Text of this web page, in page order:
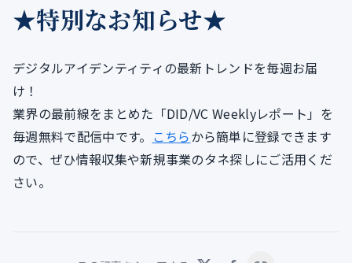
★特別なお知らせ★
デジタルアイデンティティの最新トレンドを毎週お届
け！
業界の最前線をまとめた「DID/VC Weeklyレポート」を
毎週無料で配信中です。 こちらから簡単に登録できます
ので、ぜひ情報収集や新規事業のタネ探しにご活用くだ
さい。